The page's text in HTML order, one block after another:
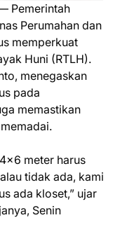
Pemerintah
Perumahan dan
memperkuat
Huni (RTLH).
menegaskan
pada
memastikan
meter harus
tidak ada, kami
ada kloset,” ujar
Senin